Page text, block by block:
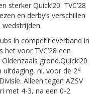
Quick’20. TVC’28
en derby’s verschillen
wedstrijden.
in competitieverband in
voor TVC’28 een
grond.Quick’20
nl. voor de 2e
Divisie. Alleen tegen AZSV
met 4-3, na een 0-2